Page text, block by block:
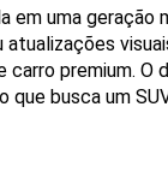
em uma geração
carro premium. O
que busca um